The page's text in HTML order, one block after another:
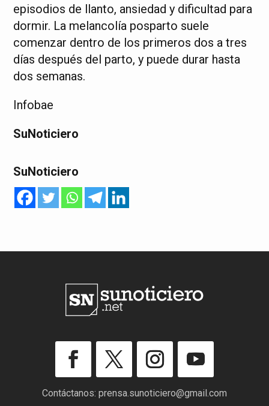
episodios de llanto, ansiedad y dificultad para
dormir. La melancolía posparto suele
comenzar dentro de los primeros dos a tres
días después del parto, y puede durar hasta
dos semanas.
Infobae
SuNoticiero
SuNoticiero
Contáctanos: prensa.sunoticiero@gmail.com